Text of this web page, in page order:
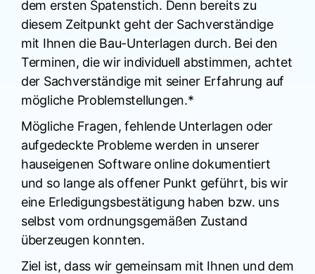
dem ersten Spatenstich. Denn bereits zu
diesem Zeitpunkt geht der Sachverständige
mit Ihnen die Bau-Unterlagen durch. Bei den
Terminen, die wir individuell abstimmen, achtet
der Sachverständige mit seiner Erfahrung auf
mögliche Problemstellungen.*
Mögliche Fragen, fehlende Unterlagen oder
aufgedeckte Probleme werden in unserer
hauseigenen Software online dokumentiert
und so lange als offener Punkt geführt, bis wir
eine Erledigungsbestätigung haben bzw. uns
selbst vom ordnungsgemäßen Zustand
überzeugen konnten.
Ziel ist, dass wir gemeinsam mit Ihnen und dem